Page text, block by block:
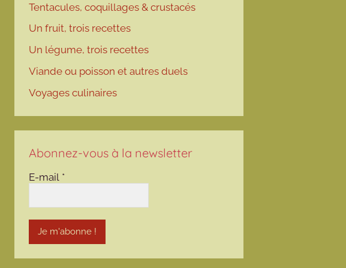
Tentacules, coquillages & crustacés
Un fruit, trois recettes
Un légume, trois recettes
Viande ou poisson et autres duels
Voyages culinaires
Abonnez-vous à la newsletter
E-mail *